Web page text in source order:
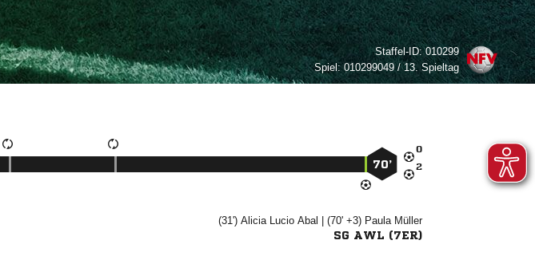
Staffel-ID:010299
Spiel:010299049 / 13. Spieltag


70’
(31')   | (70' +3)  
SG AWL (7ER)